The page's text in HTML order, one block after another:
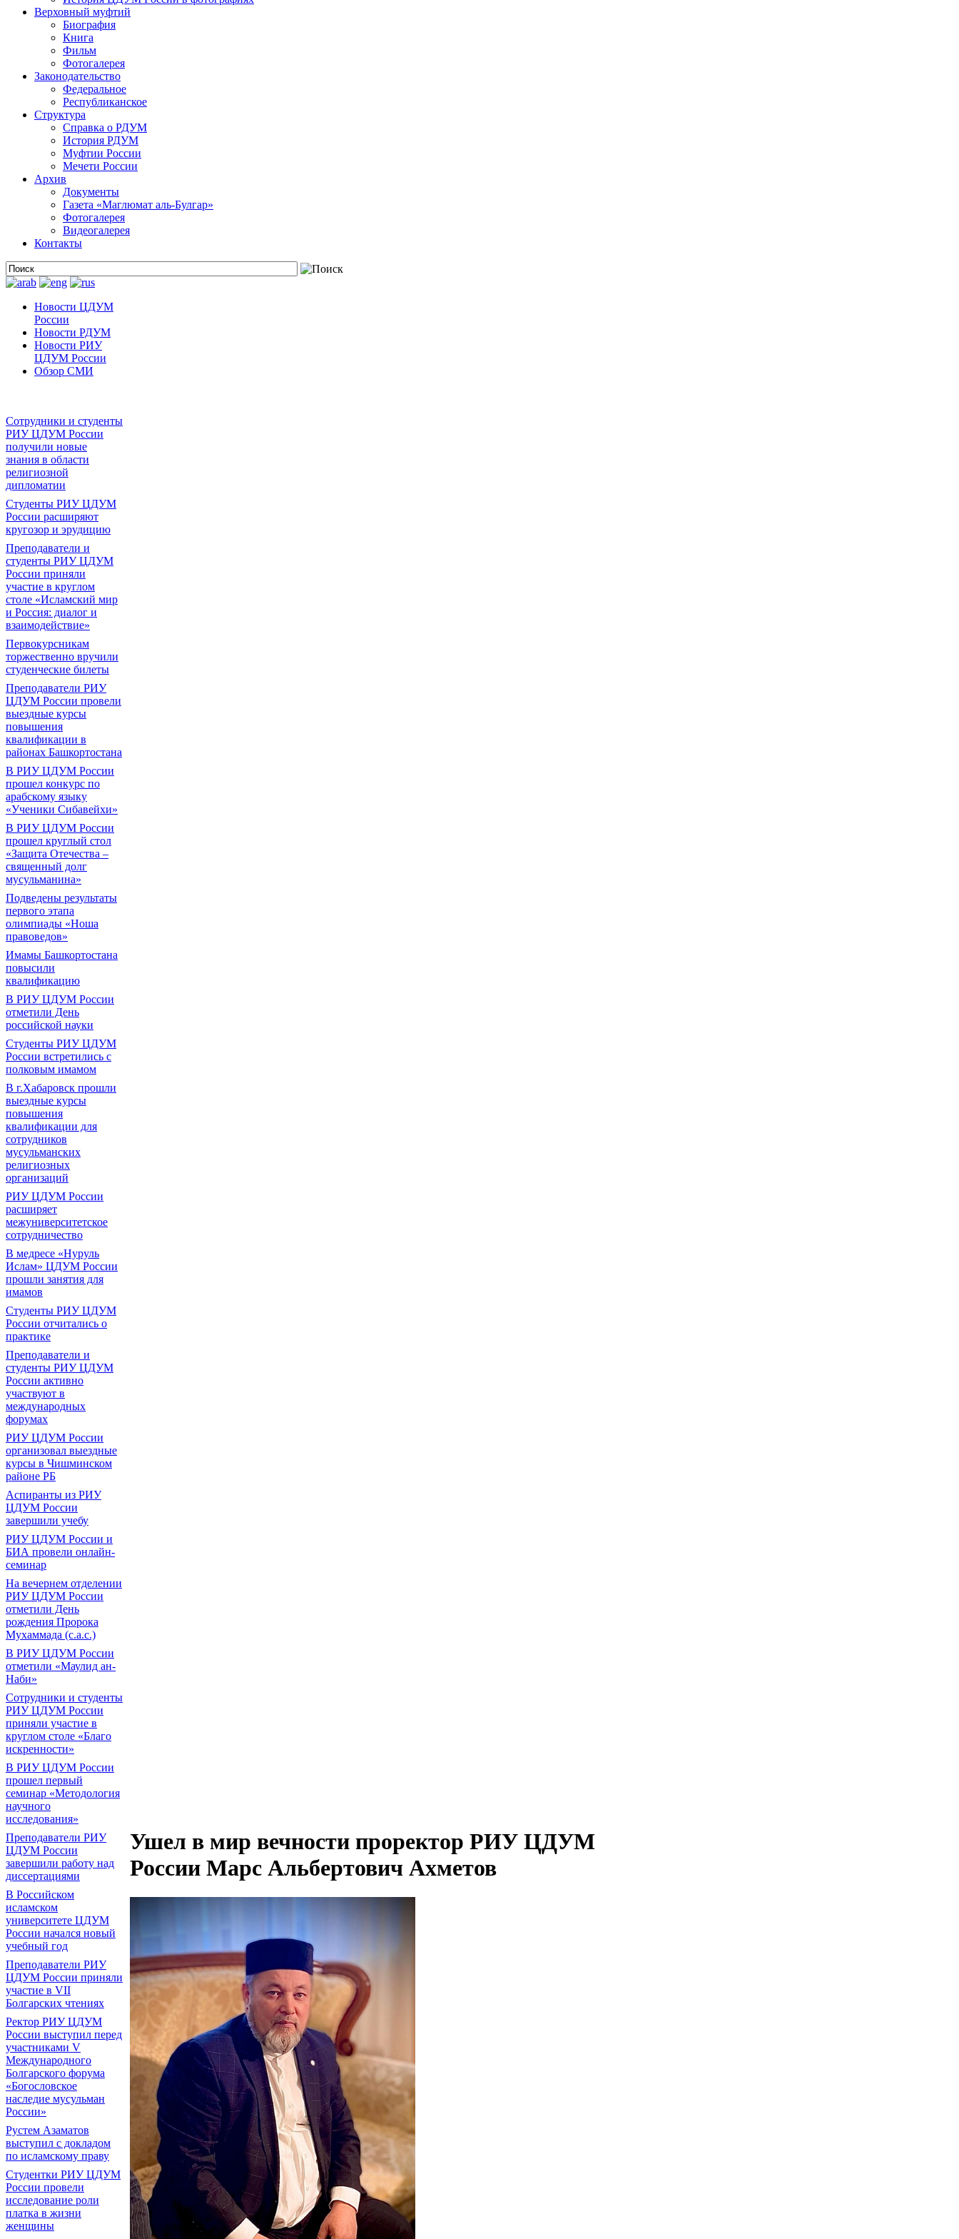
Верховный муфтий
Биография
Книга
Фильм
Фотогалерея
Законодательство
Федеральное
Республиканское
Структура
Справка о РДУМ
История РДУМ
Муфтии России
Мечети России
Архив
Документы
Газета «Маглюмат аль-Булгар»
Фотогалерея
Видеогалерея
Контакты
Новости ЦДУМ
России
Новости РДУМ
Новости РИУ
ЦДУМ России
Обзор СМИ
Сотрудники и студенты
РИУ ЦДУМ России
получили новые
знания в области
религиозной
дипломатии
Студенты РИУ ЦДУМ
России расширяют
кругозор и эрудицию
Преподаватели и
студенты РИУ ЦДУМ
России приняли
участие в круглом
столе «Исламский мир
и Россия: диалог и
взаимодействие»
Первокурсникам
торжественно вручили
студенческие билеты
Преподаватели РИУ
ЦДУМ России провели
выездные курсы
повышения
квалификации в
районах Башкортостана
В РИУ ЦДУМ России
прошел конкурс по
арабскому языку
«Ученики Сибавейхи»
В РИУ ЦДУМ России
прошел круглый стол
«Защита Отечества –
священный долг
мусульманина»
Подведены результаты
первого этапа
олимпиады «Ноша
правоведов»
Имамы Башкортостана
повысили
квалификацию
В РИУ ЦДУМ России
отметили День
российской науки
Студенты РИУ ЦДУМ
России встретились с
полковым имамом
В г.Хабаровск прошли
выездные курсы
повышения
квалификации для
сотрудников
мусульманских
религиозных
организаций
РИУ ЦДУМ России
расширяет
межуниверситетское
сотрудничество
В медресе «Нуруль
Ислам» ЦДУМ России
прошли занятия для
имамов
Студенты РИУ ЦДУМ
России отчитались о
практике
Преподаватели и
студенты РИУ ЦДУМ
России активно
участвуют в
международных
форумах
РИУ ЦДУМ России
организовал выездные
курсы в Чишминском
районе РБ
Аспиранты из РИУ
ЦДУМ России
завершили учебу
РИУ ЦДУМ России и
БИА провели онлайн-
семинар
На вечернем отделении
РИУ ЦДУМ России
отметили День
рождения Пророка
Мухаммада (с.а.с.)
В РИУ ЦДУМ России
отметили «Маулид ан-
Наби»
Сотрудники и студенты
РИУ ЦДУМ России
приняли участие в
круглом столе «Благо
искренности»
В РИУ ЦДУМ России
прошел первый
семинар «Методология
научного
исследования»
Преподаватели РИУ
ЦДУМ России
завершили работу над
диссертациями
В Российском
исламском
университете ЦДУМ
России начался новый
учебный год
Преподаватели РИУ
ЦДУМ России приняли
участие в VII
Болгарских чтениях
Ректор РИУ ЦДУМ
России выступил перед
участниками V
Международного
Болгарского форума
«Богословское
наследие мусульман
России»
Рустем Азаматов
выступил с докладом
по исламскому праву
Студентки РИУ ЦДУМ
России провели
исследование роли
платка в жизни
женщины
Ушел в мир вечности проректор РИУ ЦДУМ
России Марс Альбертович Ахметов